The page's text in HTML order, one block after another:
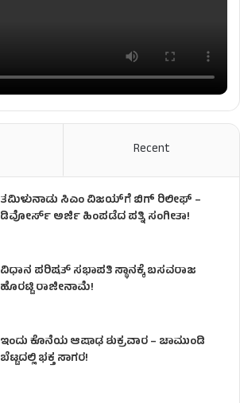
Recent
ತಮಿಳುನಾಡು ಸಿಎಂ ವಿಜಯ್‌ಗೆ ಬಿಗ್ ರಿಲೀಫ್ –
ಡಿವೋರ್ಸ್ ಅರ್ಜಿ ಹಿಂಪಡೆದ ಪತ್ನಿ ಸಂಗೀತಾ!
ವಿಧಾನ ಪರಿಷತ್ ಸಭಾಪತಿ ಸ್ಥಾನಕ್ಕೆ ಬಸವರಾಜ
ಹೊರಟ್ಟಿ ರಾಜೀನಾಮೆ!
ಇಂದು ಕೊನೆಯ ಆಷಾಢ ಶುಕ್ರವಾರ – ಚಾಮುಂಡಿ
ಬೆಟ್ಟದಲ್ಲಿ ಭಕ್ತ ಸಾಗರ!